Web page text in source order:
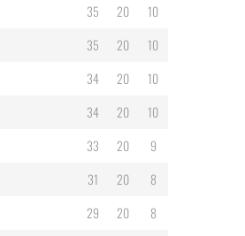
35 20
10
35 20
10
34 20
10
34 20
10
33 20
9
31 20
8
29 20
8